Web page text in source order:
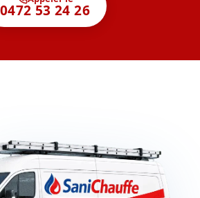
0472 53 24 26